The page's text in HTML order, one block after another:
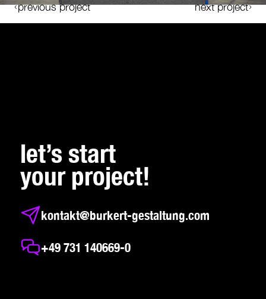
previous project next project
let’s start
your project!
kontakt@burkert-gestaltung.com
+49 731 140669-0